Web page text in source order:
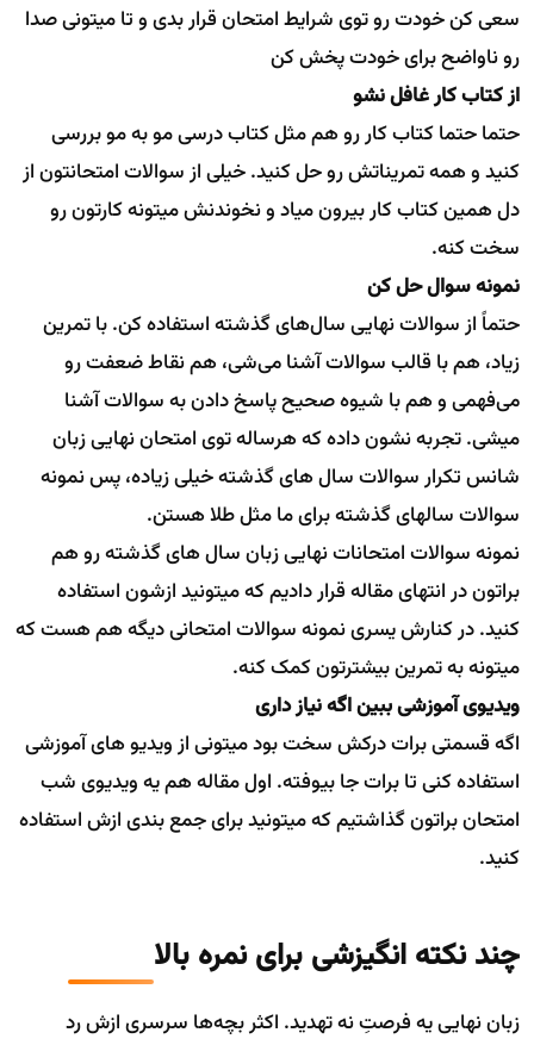
سعی کن خودت رو توی شرایط امتحان قرار بدی و تا میتونی صدا
رو ناواضح برای خودت پخش کن
از کتاب کار غافل نشو
حتما حتما کتاب کار رو هم مثل کتاب درسی مو به مو بررسی
کنید و همه تمریناتش رو حل کنید. خیلی از سوالات امتحانتون از
دل همین کتاب کار بیرون میاد و نخوندنش میتونه کارتون رو
سخت کنه.
نمونه سوال حل کن
حتماً از سوالات نهایی سال‌های گذشته استفاده کن. با تمرین
زیاد، هم با قالب سوالات آشنا می‌شی، هم نقاط ضعفت رو
می‌فهمی و هم با شیوه صحیح پاسخ دادن به سوالات آشنا
میشی. تجربه نشون داده که هرساله توی امتحان نهایی زبان
شانس تکرار سوالات سال های گذشته خیلی زیاده، پس نمونه
سوالات سالهای گذشته برای ما مثل طلا هستن.
نمونه سوالات امتحانات نهایی زبان سال های گذشته رو هم
براتون در انتهای مقاله قرار دادیم که میتونید ازشون استفاده
کنید. در کنارش یسری نمونه سوالات امتحانی دیگه هم هست که
میتونه به تمرین بیشترتون کمک کنه.
ویدیوی آموزشی ببین اگه نیاز داری
اگه قسمتی برات درکش سخت بود میتونی از ویدیو های آموزشی
استفاده کنی تا برات جا بیوفته. اول مقاله هم یه ویدیوی شب
امتحان براتون گذاشتیم که میتونید برای جمع بندی ازش استفاده
کنید.
چند نکته انگیزشی برای نمره بالا
زبان نهایی یه فرصتِ نه تهدید. اکثر بچه‌ها سرسری ازش رد